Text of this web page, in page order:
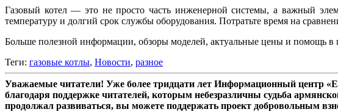
Газовый котел — это не просто часть инженерной системы, а важный
температуру и долгий срок службы оборудования. Потратьте время на
Больше полезной информации, обзоры моделей, актуальные цены и помощь
Теги: газовые котлы, Новости, разное
Уважаемые читатели! Уже более тридцати лет Информационный центр
благодаря поддержке читателей, которым небезразличны судьба
продолжал развиваться, вы можете поддержать проект добровольным